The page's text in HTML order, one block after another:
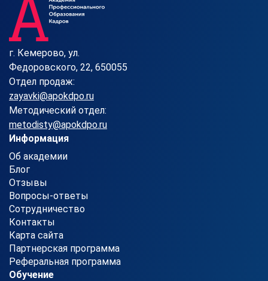
г. Кемерово, ул.
Федоровского, 22, 650055
Отдел продаж:
zayavki@apokdpo.ru
Методический отдел:
metodisty@apokdpo.ru
Информация
Об академии
Блог
Отзывы
Вопросы-ответы
Сотрудничество
Контакты
Карта сайта
Партнерская программа
Реферальная программа
Обучение